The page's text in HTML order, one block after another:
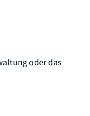
oder das